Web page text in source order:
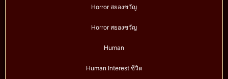
Horror สยองขวัญ
Horror สยองขวัญ
Human
Human Interest ชีวิต